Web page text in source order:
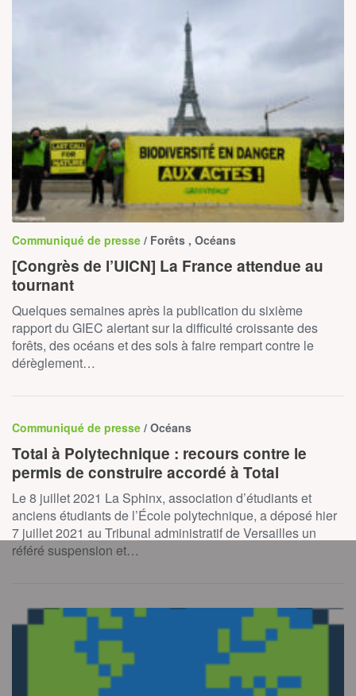
Communiqué de presse / Forêts , Océans
[Congrès de l’UICN] La France attendue au
tournant
Quelques semaines après la publication du sixième
rapport du GIEC alertant sur la difficulté croissante des
forêts, des océans et des sols à faire rempart contre le
dérèglement…
Communiqué de presse / Océans
Total à Polytechnique : recours contre le
permis de construire accordé à Total
Le 8 juillet 2021 La Sphinx, association d’étudiants et
anciens étudiants de l’École polytechnique, a déposé hier
7 juillet 2021 au Tribunal administratif de Versailles un
référé suspension et…